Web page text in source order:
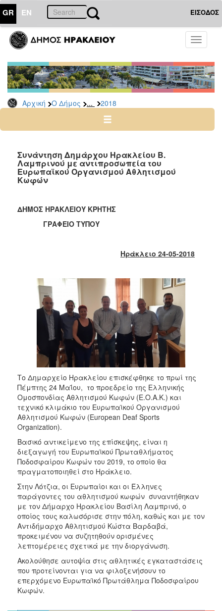
GR EN ΕΙΣΟΔΟΣ
Toggle
Αρχική Ο Δήμος ... 2018
ΔΗΜΟΣ
Δελτία
Τύπου
Αρχείο
2026
2024
2022
2021
2019
2018
2013
2012
2011
2010
2006
ΤΟΠΟΣ
ΠΟΛΙΤΙΣΜΟΣ
ΑΝΘΕΚΤΙΚΗ
ΠΟΛΗ
Συνάντηση Δημάρχου Ηρακλείου Β.
Λαμπρινού με αντιπροσωπεία του
Ευρωπαϊκού Οργανισμού Αθλητισμού
Κωφών
ΔΗΜΟΣ ΗΡΑΚΛΕΙΟΥ ΚΡΗΤΗΣ
ΓΡΑΦΕΙΟ ΤΥΠΟΥ
Ηράκλειο 24-05-2018
Το Δημαρχείο Ηρακλείου επισκέφθηκε το πρωί της
Πέμπτης 24 Μαΐου, το προεδρείο της Ελληνικής
Ομοσπονδίας Αθλητισμού Κωφών (Ε.Ο.Α.Κ.) και
τεχνικό κλιμάκιο του Ευρωπαϊκού Οργανισμού
Αθλητισμού Κωφών (European Deaf Sports
Organization).
Βασικό αντικείμενο της επίσκεψης, είναι η
διεξαγωγή του Ευρωπαϊκού Πρωταθλήματος
Ποδοσφαίρου Κωφών του 2019, το οποίο θα
πραγματοποιηθεί στο Ηράκλειο.
Στην Λότζια, οι Ευρωπαίοι και οι Έλληνες
παράγοντες του αθλητισμού κωφών συναντήθηκαν
με τον Δήμαρχο Ηρακλείου Βασίλη Λαμπρινό, ο
οποίος τους καλωσόρισε στην πόλη, καθώς και με τον
Αντιδήμαρχο Αθλητισμού Κώστα Βαρδαβά,
προκειμένου να συζητηθούν ορισμένες
λεπτομέρειες σχετικά με την διοργάνωση.
Ακολούθησε αυτοψία στις αθλητικές εγκαταστάσεις
που προτείνονται για να φιλοξενήσουν το
επερχόμενο Ευρωπαϊκό Πρωτάθλημα Ποδοσφαίρου
Κωφών.